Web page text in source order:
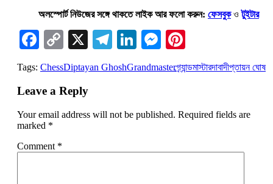
অলস্পোর্ট নিউজের সঙ্গে থাকতে লাইক আর ফলো করুন: ফেসবুকওটুইটার
Facebook
Copy
Link
X Telegram
LinkedIn
Messenger
Tags: ChessDiptayan GhoshGrandmasterগ্র্যান্ডমাস্টারদাবাদীপ্তায়ন ঘোষ
Leave a Reply
Your email address will not be published. Required fields are
marked *
Comment *